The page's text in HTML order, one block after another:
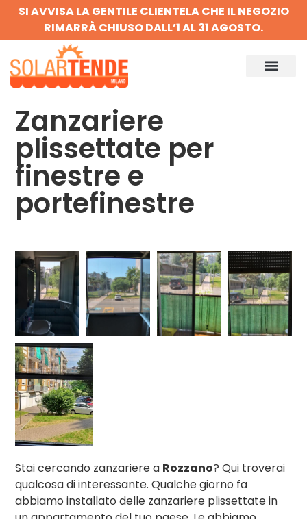
SI AVVISA LA GENTILE CLIENTELA CHE IL NEGOZIO
RIMARRÀ CHIUSO DALL’1 AL 31 AGOSTO.
Zanzariere
plissettate per
finestre e
portefinestre
Stai cercando zanzariere a Rozzano? Qui troverai
qualcosa di interessante. Qualche giorno fa
abbiamo installato delle zanzariere plissettate in